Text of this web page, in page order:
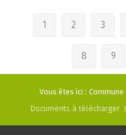
1 2 3
8 9
Vous êtes ici : Commune
Documents à télécharger